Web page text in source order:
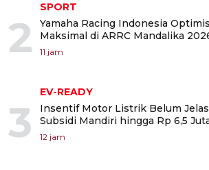
2
SPORT
Yamaha Racing Indonesia
Maksimal di ARRC Mandalika
11 jam
3
EV-READY
Insentif Motor Listrik Belum
Subsidi Mandiri hingga Rp 6,5
12 jam